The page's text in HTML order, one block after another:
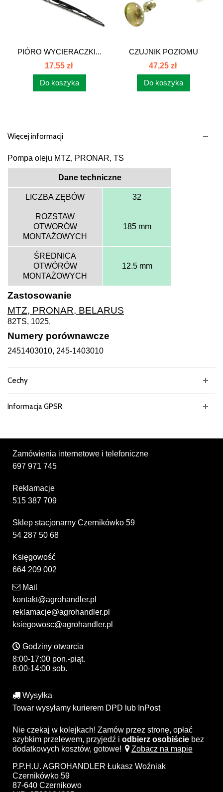
PIÓRO WYCIERACZKI...
17,55 zł
Do koszyka
CZUJNIK POZIOMU
PALIWA 3 WTYKI...
47,25 zł
Do koszyka
Więcej informacji
Pompa oleju MTZ, PRONAR, TS
Dane techniczne
LICZBA ZĘBÓW 32
ROZSTAW
OTWORÓW
MONTAŻOWYCH
185 mm
ŚREDNICA
OTWÓRÓW
MONTAŻOWYCH
12.5 mm
Zastosowanie
MTZ, PRONAR, BELARUS
82TS, 1025,
Numery porównawcze
2451403010, 245-1403010
Cechy
Informacja GPSR
Zamówienia internetowe i telefoniczne
697 971 745
Reklamacje
515 387 709
Sklep stacjonarny Czernikówko 59
54 287 50 68
Księgowość
664 209 002
Mail
kontakt@agrohandler.pl
reklamacje@agrohandler.pl
ksiegowosc@agrohandler.pl
Godziny otwarcia
8:00-17:00 pon.-piąt.
8:00-14:00 sob.
Wysyłka
Towar wysyłamy kurierem DPD lub InPost
Nie czekaj w kolejkach! Zamów przez stronę, opłać
szybkim przelewem, przyjedź i odbierz osobiście bez
dodatkowych kosztów, gotowe!
Zobacz na mapie
P.P.H.U. AGROHANDLER Łukasz Woźniak
Czernikówko 59
87-640 Czernikowo